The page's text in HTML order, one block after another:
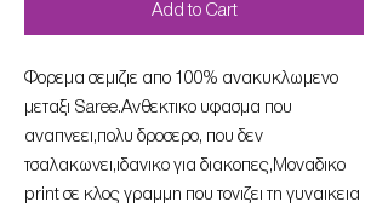
Add to Cart
Φορεμα σεμιζιε απο 100% ανακυκλωμενο
μεταξι Saree.Ανθεκτικο υφασμα που
αναπνεει,πολυ δροσερο, που δεν
τσαλακωνει,ιδανικο για διακοπες,Μοναδικο
print σε κλος γραμμη που τονιζει τη γυναικεια